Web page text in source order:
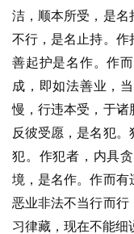
资
讯
八
僧
音
高
僧
访
洁，顺本所受，是名
不行，是名止持。作
善起护是名作。作
成，即如法善业，
慢，行违本受，于诸
反彼受愿，是名犯
犯。作犯者，内具
境，是名作。作而有
恶业非法不当行而行
习律藏，现在不能细